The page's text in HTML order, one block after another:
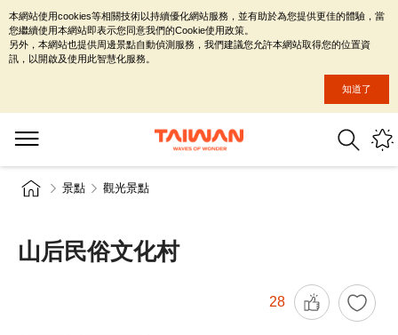
景點 觀光景點
山后民俗文化村
28
本網站使用cookies等相關技術以持續優化網站服務，並有助於為您提供更佳的體驗，當
您繼續使用本網站即表示您同意我們的Cookie使用政策。
另外，本網站也提供周邊景點自動偵測服務，我們建議您允許本網站取得您的位置資
訊，以開啟及使用此智慧化服務。
知道了